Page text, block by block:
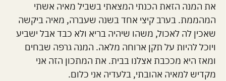
את המנה הזאת הכנתי המצאתי בשביל מאיה אשתי
המהממת. בערב קיצי אחד בשנה שעברה, מאיה ביקשה
שאכין לה לאכול, משהו שיהיה בריא ולא כבד אבל ישביע
ויוכל להיות על תקן ארוחה מלאה. המנה גרפה שבחים
ומאז היא מככבת אצלנו בבית. את המתכון הזה אני
מקדיש למאיה אהובתי, בלעדיה אני כלום.